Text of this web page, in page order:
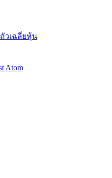
วเฉลี่ยหุ้น